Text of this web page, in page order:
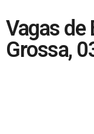
Vagas de
Grossa,